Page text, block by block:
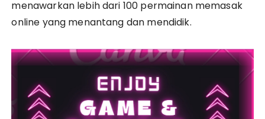
menawarkan lebih dari 100 permainan memasak
online yang menantang dan mendidik.